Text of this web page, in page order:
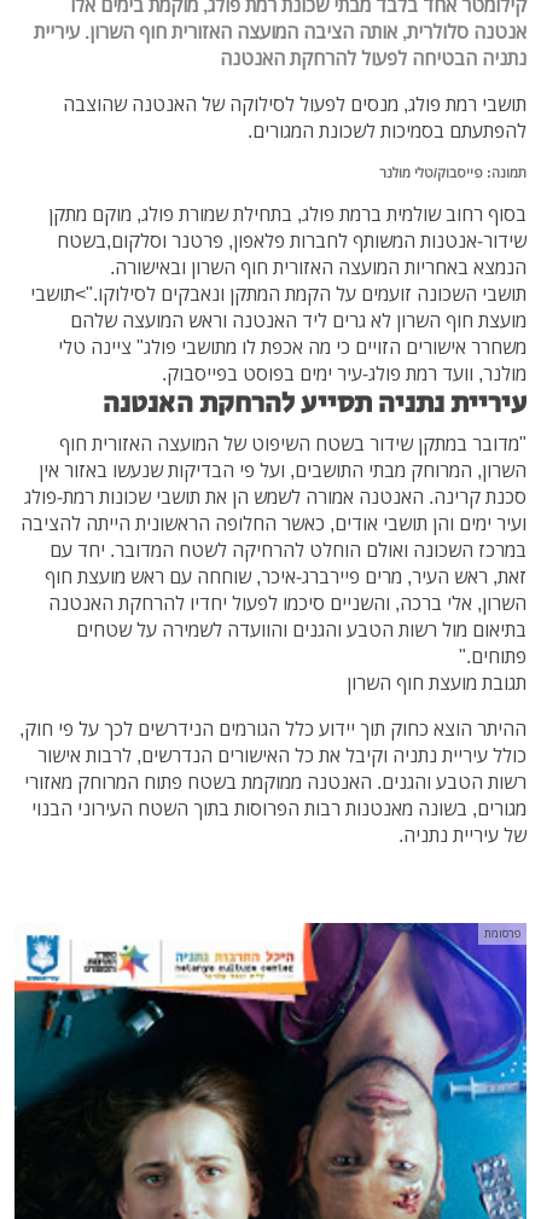
אנטנה סלולרית, אותה הציבה המועצה האזורית חוף השרון. עיריית
נתניה הבטיחה לפעול להרחקת האנטנה
תושבי רמת פולג, מנסים לפעול לסילוקה של האנטנה שהוצבה
להפתעתם בסמיכות לשכונת המגורים.
תמונה: פייסבוק/טלי מולנר
בסוף רחוב שולמית ברמת פולג, בתחילת שמורת פולג, מוקם מתקן
שידור-אנטנות המשותף לחברות פלאפון, פרטנר וסלקום,בשטח
הנמצא באחריות המועצה האזורית חוף השרון ובאישורה.
תושבי השכונה זועמים על הקמת המתקן ונאבקים לסילוקו.">תושבי
מועצת חוף השרון לא גרים ליד האנטנה וראש המועצה שלהם
משחרר אישורים הזויים כי מה אכפת לו מתושבי פולג" ציינה טלי
מולנר, וועד רמת פולג-עיר ימים בפוסט בפייסבוק.
עיריית נתניה תסייע להרחקת האנטנה
"מדובר במתקן שידור בשטח השיפוט של המועצה האזורית חוף
השרון, המרוחק מבתי התושבים, ועל פי הבדיקות שנעשו באזור אין
סכנת קרינה. האנטנה אמורה לשמש הן את תושבי שכונות רמת-פולג
ועיר ימים והן תושבי אודים, כאשר החלופה הראשונית הייתה להציבה
במרכז השכונה ואולם הוחלט להרחיקה לשטח המדובר. יחד עם
זאת, ראש העיר, מרים פיירברג-איכר, שוחחה עם ראש מועצת חוף
השרון, אלי ברכה, והשניים סיכמו לפעול יחדיו להרחקת האנטנה
בתיאום מול רשות הטבע והגנים והוועדה לשמירה על שטחים
פתוחים."
תגובת מועצת חוף השרון
ההיתר הוצא כחוק תוך יידוע כלל הגורמים הנידרשים לכך על פי חוק,
כולל עיריית נתניה וקיבל את כל האישורים הנדרשים, לרבות אישור
רשות הטבע והגנים. האנטנה ממוקמת בשטח פתוח המרוחק מאזורי
מגורים, בשונה מאנטנות רבות הפרוסות בתוך השטח העירוני הבנוי
של עיריית נתניה.
פרסומת